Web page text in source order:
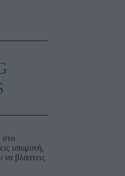
στο
υπομονή,
να βλάπτεις